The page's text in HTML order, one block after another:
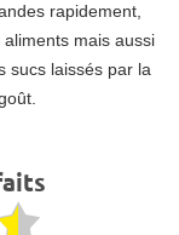
rapidement,
mais aussi
sucs laissés par la